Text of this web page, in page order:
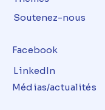
Soutenez-nous
Facebook
LinkedIn
Médias/actualités